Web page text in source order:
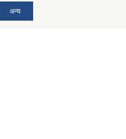
अन्य